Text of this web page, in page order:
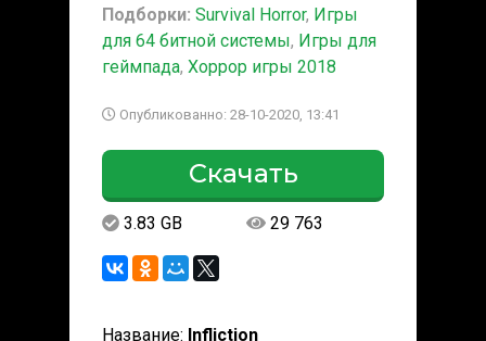
Подборки: Survival Horror, Игры
для 64 битной системы, Игры для
геймпада, Хоррор игры 2018
Опубликованно: 28-10-2020, 13:41
Скачать
3.83 GB 29 763
Название: Infliction